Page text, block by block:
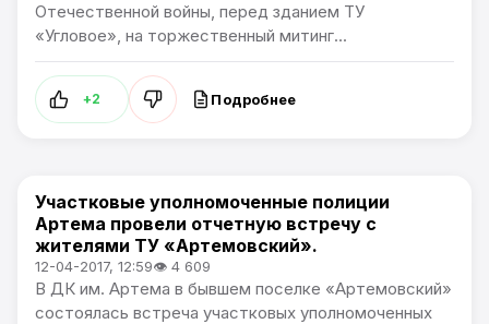
Отечественной войны, перед зданием ТУ
«Угловое», на торжественный митинг...
+2 Подробнее
Общество
Участковые уполномоченные полиции
Артема провели отчетную встречу с
жителями ТУ «Артемовский».
12-04-2017, 12:59👁 4 609
В ДК им. Артема в бывшем поселке «Артемовский»
состоялась встреча участковых уполномоченных